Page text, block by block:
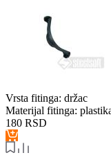
Vrsta fitinga: držac
Materijal fitinga:
180 RSD